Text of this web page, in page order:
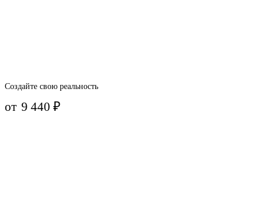
Создайте свою реальность
от 9 440₽